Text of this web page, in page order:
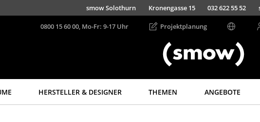
smow Solothurn Kronengasse 15 032 622 55 52
0800 15 60 00, Mo-Fr: 9-17 Uhr Projektplanung
HERSTELLER & DESIGNER THEMEN ANGEBOTE